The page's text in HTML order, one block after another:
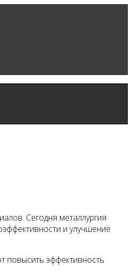
Сегодня металлургия
и улучшение
повысить эффективность